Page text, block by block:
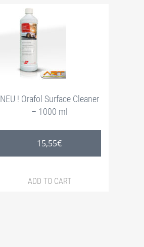
NEU ! Orafol Surface Cleaner
– 1000 ml
15,55€
ADD TO CART